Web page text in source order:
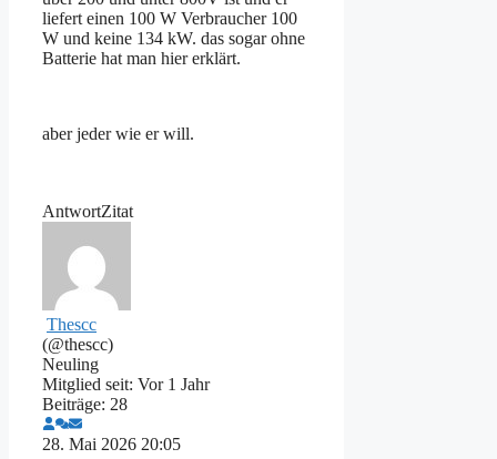
liefert einen 100 W Verbraucher 100
W und keine 134 kW. das sogar ohne
Batterie hat man hier erklärt.
aber jeder wie er will.
AntwortZitat
Thescc
(@thescc)
Neuling
Mitglied seit: Vor 1 Jahr
Beiträge: 28
28. Mai 2026 20:05